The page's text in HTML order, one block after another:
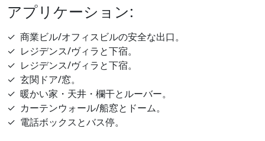
アプリケーション:
✓ 商業ビル/オフィスビルの安全な出口。
✓ レジデンス/ヴィラと下宿。
✓ レジデンス/ヴィラと下宿。
✓ 玄関ドア/窓。
✓ 暖かい家・天井・欄干とルーバー。
✓ カーテンウォール/船窓とドーム。
✓ 電話ボックスとバス停。